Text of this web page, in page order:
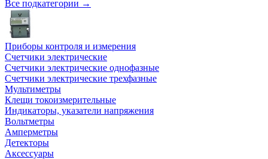
Все подкатегории →
Приборы контроля и измерения
Счетчики электрические
Счетчики электрические однофазные
Счетчики электрические трехфазные
Мультиметры
Клещи токоизмерительные
Индикаторы, указатели напряжения
Вольтметры
Амперметры
Детекторы
Аксессуары